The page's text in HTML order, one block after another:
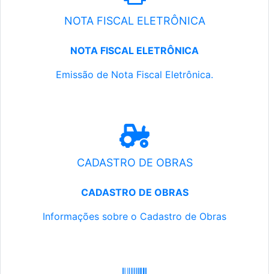
NOTA FISCAL ELETRÔNICA
NOTA FISCAL ELETRÔNICA
Emissão de Nota Fiscal Eletrônica.
CADASTRO DE OBRAS
CADASTRO DE OBRAS
Informações sobre o Cadastro de Obras